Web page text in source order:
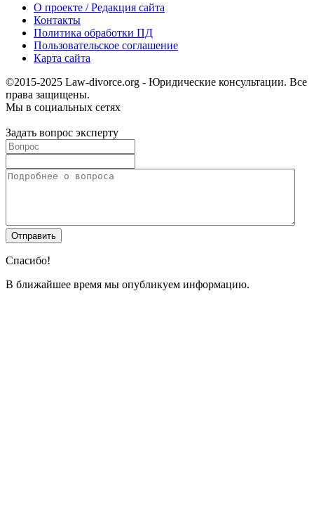
О проекте / Редакция сайта
Контакты
Политика обработки ПД
Пользовательское соглашение
Карта сайта
©2015-2025 Law-divorce.org - Юридические консультации. Все
права защищены.
Мы в социальных сетях
Задать вопрос эксперту
Спасибо!
В ближайшее время мы опубликуем информацию.